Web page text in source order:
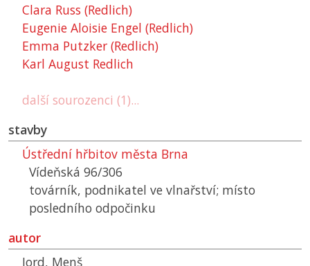
Clara Russ (Redlich)
Eugenie Aloisie Engel (Redlich)
Emma Putzker (Redlich)
Karl August Redlich
další sourozenci (1)...
stavby
Ústřední hřbitov města Brna
Vídeňská 96/306
továrník, podnikatel ve vlnařství; místo
posledního odpočinku
autor
Jord, Menš